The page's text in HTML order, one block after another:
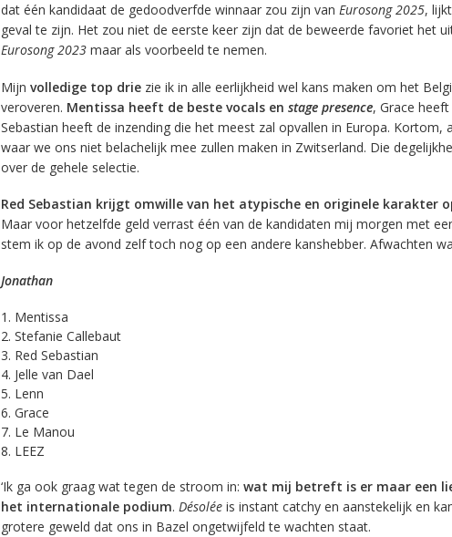
dat één kandidaat de gedoodverfde winnaar zou zijn van Eurosong 2025,
geval te zijn. Het zou niet de eerste keer zijn dat de beweerde favoriet het
Eurosong 2023maar als voorbeeld te nemen.
Mijn volledige top driezie ik in alle eerlijkheid wel kans maken om het
veroveren. Mentissa heeft de beste vocals en stage presence, Grace heeft
Sebastian heeft de inzending die het meest zal opvallen in Europa. Kortom,
waar we ons niet belachelijk mee zullen maken in Zwitserland. Die
over de gehele selectie.
Red Sebastian krijgt omwille van het atypische en originele karakter
Maar voor hetzelfde geld verrast één van de kandidaten mij morgen met
stem ik op de avond zelf toch nog op een andere kanshebber. Afwachten
Jonathan
Mentissa
Stefanie Callebaut
Red Sebastian
Jelle van Dael
Lenn
Grace
Le Manou
LEEZ
‘Ik ga ook graag wat tegen de stroom in: wat mij betreft is er maar een
het internationale podium. Désolée is instant catchy en aanstekelijk en
grotere geweld dat ons in Bazel ongetwijfeld te wachten staat.